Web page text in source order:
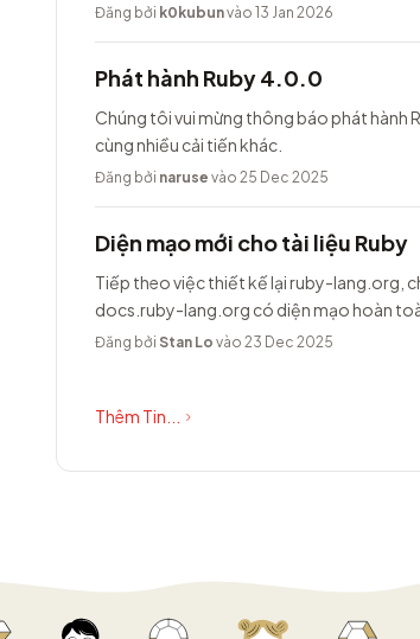
Đăng bởi k0kubunvào 13 Jan 2026
Phát hành Ruby 4.0.0
Chúng tôi vui mừng thông báo phát hành
cùng nhiều cải tiến khác.
Đăng bởi naruse vào 25 Dec 2025
Diện mạo mới cho tài liệu Ruby
Tiếp theo việc thiết kế lại ruby-lang.org,
docs.ruby-lang.org có diện mạo hoàn
Đăng bởi Stan Lo vào 23 Dec 2025
Thêm Tin...